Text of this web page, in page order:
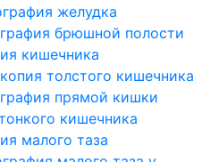
желудка
брюшной полости
кишечника
толстого кишечника
прямой кишки
кишечника
малого таза